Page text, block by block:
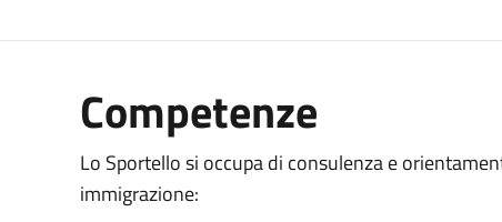
Competenze
Lo Sportello si occupa di consulenza e
immigrazione: